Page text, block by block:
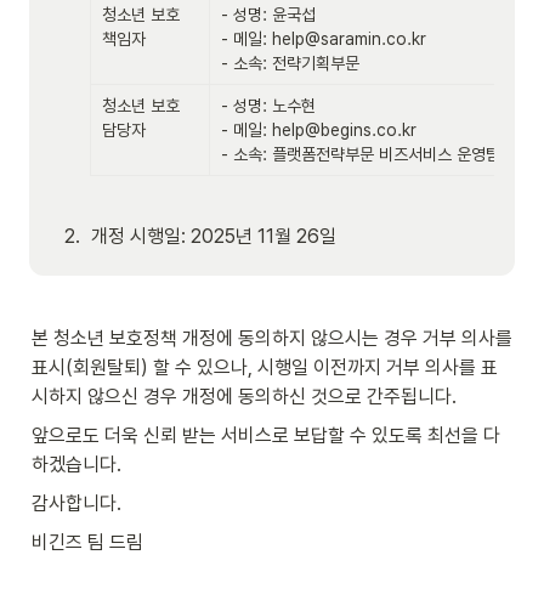
청소년 보호
책임자
- 성명: 윤국섭
- 메일: help@saramin.co.kr
- 소속: 전략기획부문
청소년 보호
담당자
- 성명: 노수현
- 메일: help@begins.co.kr
- 소속: 플랫폼전략부문 비즈서비스 운영팀
2. 개정 시행일: 2025년 11월 26일
본 청소년 보호정책 개정에 동의하지 않으시는 경우 거부 의사를
표시(회원탈퇴) 할 수 있으나, 시행일 이전까지 거부 의사를 표
시하지 않으신 경우 개정에 동의하신 것으로 간주됩니다.
앞으로도 더욱 신뢰 받는 서비스로 보답할 수 있도록 최선을 다
하겠습니다.
감사합니다.
비긴즈 팀 드림